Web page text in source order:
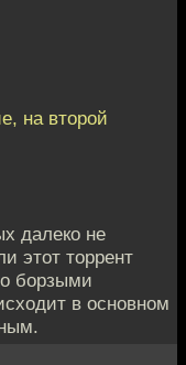
на второй
далеко не
этот торрент
борзыми
в основном